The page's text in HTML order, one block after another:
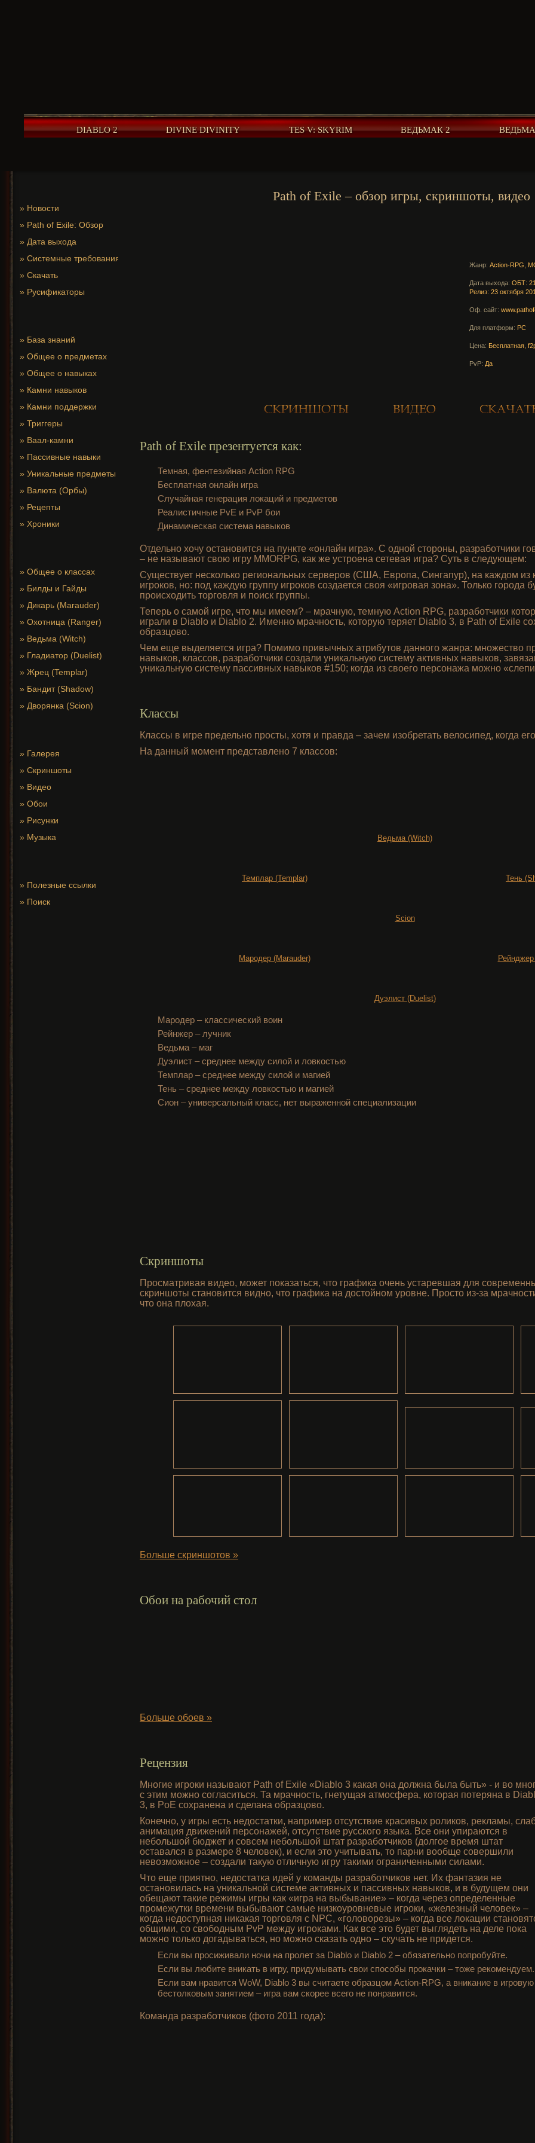
DIABLO 2 DIVINE DIVINITY TES V: SKYRIM ВЕДЬМАК 2
» Новости
» Path of Exile: Обзор
» Дата выхода
» Системные требования
» Скачать
» Русификаторы
» База знаний
» Общее о предметах
» Общее о навыках
» Камни навыков
» Камни поддержки
» Триггеры
» Ваал-камни
» Пассивные навыки
» Уникальные предметы
» Валюта (Орбы)
» Рецепты
» Хроники
» Общее о классах
» Билды и Гайды
» Дикарь (Marauder)
» Охотница (Ranger)
» Ведьма (Witch)
» Гладиатор (Duelist)
» Жрец (Templar)
» Бандит (Shadow)
» Дворянка (Scion)
» Галерея
» Скриншоты
» Видео
» Обои
» Рисунки
» Музыка
» Полезные ссылки
» Поиск
Path of Exile – обзор игры, скриншоты, видео
Жанр: Action-RPG,
Дата выхода: ОБТ:
Релиз: 23 октября
Оф. сайт:
Для платформ: PC
Цена: Бесплатная,
PvP: Да
Path of Exile презентуется как:
Темная, фентезийная Action RPG
Бесплатная онлайн игра
Случайная генерация локаций и предметов
Реалистичные PvE и PvP бои
Динамическая система навыков
Отдельно хочу остановится на пункте «онлайн игра». С одной стороны, разработчики
– не называют свою игру MMORPG, как же устроена сетевая игра? Суть в следующем:
Существует несколько региональных серверов (США, Европа, Сингапур), на каждом из
игроков, но: под каждую группу игроков создается своя «игровая зона». Только города
происходить торговля и поиск группы.
Теперь о самой игре, что мы имеем? – мрачную, темную Action RPG, разработчики
играли в Diablo и Diablo 2. Именно мрачность, которую теряет Diablo 3, в Path of Exile
образцово.
Чем еще выделяется игра? Помимо привычных атрибутов данного жанра: множество
навыков, классов, разработчики создали уникальную систему активных навыков,
уникальную систему пассивных навыков #150; когда из своего персонажа можно
Классы
Классы в игре предельно просты, хотя и правда – зачем изобретать велосипед, когда
На данный момент представлено 7 классов:
Темплар (Templar)
Мародер (Marauder)
Ведьма (Witch)
Scion
Дуэлист (Duelist)
Тень
Мародер – классический воин
Рейнжер – лучник
Ведьма – маг
Дуэлист – среднее между силой и ловкостью
Темплар – среднее между силой и магией
Тень – среднее между ловкостью и магией
Сион – универсальный класс, нет выраженной специализации
Скриншоты
Просматривая видео, может показаться, что графика очень устаревшая для
скриншоты становится видно, что графика на достойном уровне. Просто из-за
что она плохая.
Больше скриншотов »
Обои на рабочий стол
Больше обоев »
Рецензия
Многие игроки называют Path of Exile «Diablo 3 какая она должна была быть» - и во
с этим можно согласиться. Та мрачность, гнетущая атмосфера, которая потеряна в
3, в PoE сохранена и сделана образцово.
Конечно, у игры есть недостатки, например отсутствие красивых роликов, рекламы,
анимация движений персонажей, отсутствие русского языка. Все они упираются в
небольшой бюджет и совсем небольшой штат разработчиков (долгое время штат
оставался в размере 8 человек), и если это учитывать, то парни вообще совершили
невозможное – создали такую отличную игру такими ограниченными силами.
Что еще приятно, недостатка идей у команды разработчиков нет. Их фантазия не
остановилась на уникальной системе активных и пассивных навыков, и в будущем они
обещают такие режимы игры как «игра на выбывание» – когда через определенные
промежутки времени выбывают самые низкоуровневые игроки, «железный человек» –
когда недоступная никакая торговля с NPC, «головорезы» – когда все локации
общими, со свободным PvP между игроками. Как все это будет выглядеть на деле пока
можно только догадываться, но можно сказать одно – скучать не придется.
Если вы просиживали ночи на пролет за Diablo и Diablo 2 – обязательно попробуйте.
Если вы любите вникать в игру, придумывать свои способы прокачки – тоже рекомендуем.
Если вам нравится WoW, Diablo 3 вы считаете образцом Action-RPG, а вникание в
бестолковым занятием – игра вам скорее всего не понравится.
Команда разработчиков (фото 2011 года):